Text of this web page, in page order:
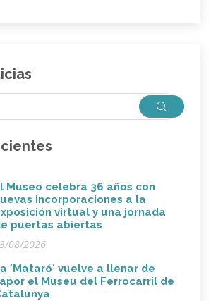
Museo celebra 36 años con
incorporaciones a la
virtual y una jornada
puertas abiertas
08/2026
´Mataró´ vuelve a llenar de
el Museu del Ferrocarril de